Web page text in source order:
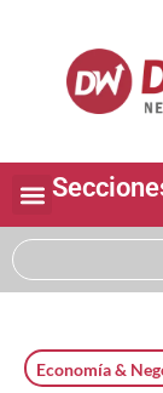
Economía &